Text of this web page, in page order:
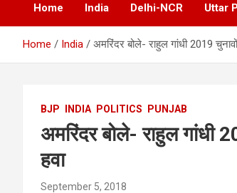
Home India Delhi-NCR Uttar
Home India अमरिंदर बोले- राहुल गांधी 2019
BJP INDIA POLITICS PUNJAB
अमरिंदर बोले- राहुल गांधी
हवा
September 5, 2018